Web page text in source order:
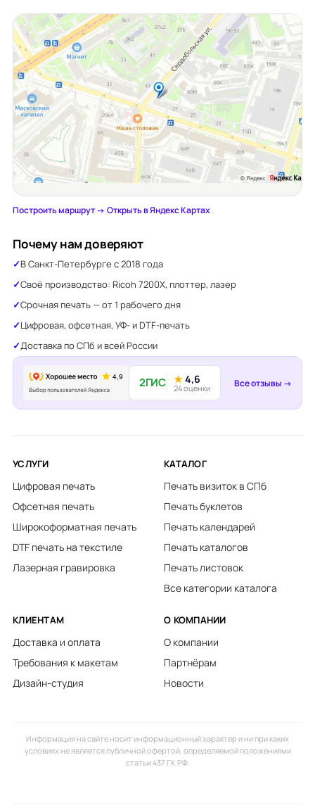
Построить маршрут →·Открыть в Яндекс Картах
Почему нам доверяют
В Санкт-Петербурге с 2018 года
Своё производство: Ricoh 7200X, плоттер, лазер
Срочная печать — от 1 рабочего дня
Цифровая, офсетная, УФ- и DTF-печать
Доставка по СПб и всей России
2ГИС ★4,6
24 оценки Все отзывы →
УСЛУГИ
Цифровая печать
Офсетная печать
Широкоформатная печать
DTF печать на текстиле
Лазерная гравировка
КАТАЛОГ
Печать визиток в СПб
Печать буклетов
Печать календарей
Печать каталогов
Печать листовок
Все категории каталога
КЛИЕНТАМ
Доставка и оплата
Требования к макетам
Дизайн-студия
О КОМПАНИИ
О компании
Партнёрам
Новости
Информация на сайте носит информационный характер и ни при каких
условиях не является публичной офертой, определяемой положениями
статьи 437 ГК РФ.